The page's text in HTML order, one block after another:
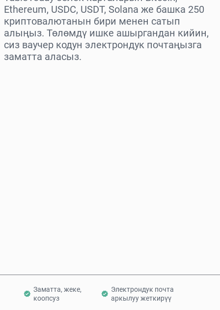
Ethereum, USDC, USDT, Solana же башка 250
криптовалютанын бири менен сатып
алыңыз. Төлөмдү ишке ашыргандан кийин,
сиз ваучер кодун электрондук почтаңызга
заматта аласыз.
Заматта, жеке,
коопсуз
Электрондук почта
аркылуу жеткирүү